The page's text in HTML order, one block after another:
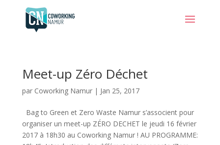
Meet-up Zéro Déchet
par Coworking Namur| Jan 25, 2017
Bag to Green et Zero Waste Namur s’associent pour
organiser un meet-up ZÉRO DECHET le jeudi 16 février
2017 à 18h30 au Coworking Namur ! AU PROGRAMME: